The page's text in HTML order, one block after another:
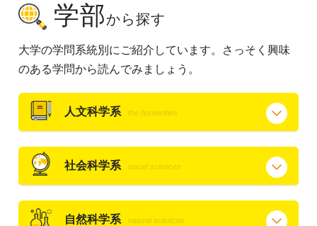
学部から探す
大学の学問系統別にご紹介しています。さっそく興味
のある学問から読んでみましょう。
人文科学系 the humanities
社会科学系 social sciences
自然科学系 natural sciences